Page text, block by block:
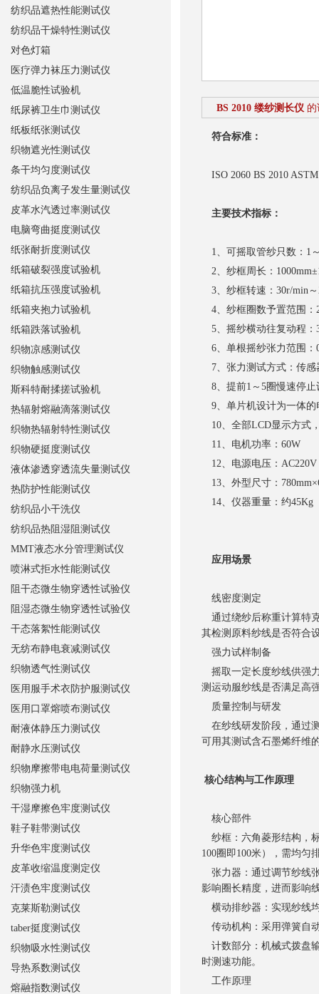
BS 2010 缕纱测长仪
符合标准：
ISO 2060 BS 2010
主要技术指标：
1、可摇取管纱只数：1
2、纱框周长：
3、纱框转速：30r/min
4、纱框圈数予置范围：
5、摇纱横动往复动程：
6、单根摇纱张力范围：
7、张力测试方式：传感
8、提前1～5圈慢速停止
9、单片机设计为一体的
10、全部LCD显示方式
11、电机功率：60W
12、电源电压：AC220V
13、外型尺寸：
14、仪器重量：约45Kg
应用场景
线密度测定
通过绕纱后称重计算特
其检测原料纱线是否符合
强力试样制备
摇取一定长度纱线供强
测运动服纱线是否满足高
质量控制与研发
在纱线研发阶段，通过
可用其测试含石墨烯纤维
核心结构与工作原理
核心部件
纱框：六角菱形结构，
100圈即100米），需均匀
张力器：通过调节纱线
影响圈长精度，进而影响
横动排纱器：实现纱线
传动机构：采用弹簧自
计数部分：机械式拨盘
时测速功能。
工作原理
纺织品遮热性能测试仪
纺织品干燥特性测试仪
对色灯箱
医疗弹力袜压力测试仪
低温脆性试验机
纸尿裤卫生巾测试仪
纸板纸张测试仪
织物遮光性测试仪
条干均匀度测试仪
纺织品负离子发生量测试仪
皮革水汽透过率测试仪
电脑弯曲挺度测试仪
纸张耐折度测试仪
纸箱破裂强度试验机
纸箱抗压强度试验机
纸箱夹抱力试验机
纸箱跌落试验机
织物凉感测试仪
织物触感测试仪
斯科特耐揉搓试验机
热辐射熔融滴落测试仪
织物热辐射特性测试仪
织物硬挺度测试仪
液体渗透穿透流失量测试仪
热防护性能测试仪
纺织品小干洗仪
纺织品热阻湿阻测试仪
MMT液态水分管理测试仪
喷淋式拒水性能测试仪
阻干态微生物穿透性试验仪
阻湿态微生物穿透性试验仪
干态落絮性能测试仪
无纺布静电衰减测试仪
织物透气性测试仪
医用服手术衣防护服测试仪
医用口罩熔喷布测试仪
耐液体静压力测试仪
耐静水压测试仪
织物摩擦带电电荷量测试仪
织物强力机
干湿摩擦色牢度测试仪
鞋子鞋带测试仪
升华色牢度测试仪
皮革收缩温度测定仪
汗渍色牢度测试仪
克莱斯勒测试仪
taber挺度测试仪
织物吸水性测试仪
导热系数测试仪
熔融指数测试仪